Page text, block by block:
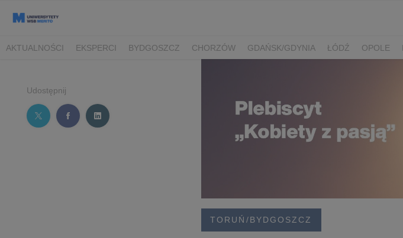
AKTUALNOŚCI EKSPERCI BYDGOSZCZ CHORZÓW GDAŃSK/GDYNIA ŁÓDŹ OPOLE
Udostępnij
TORUŃ/BYDGOSZCZ